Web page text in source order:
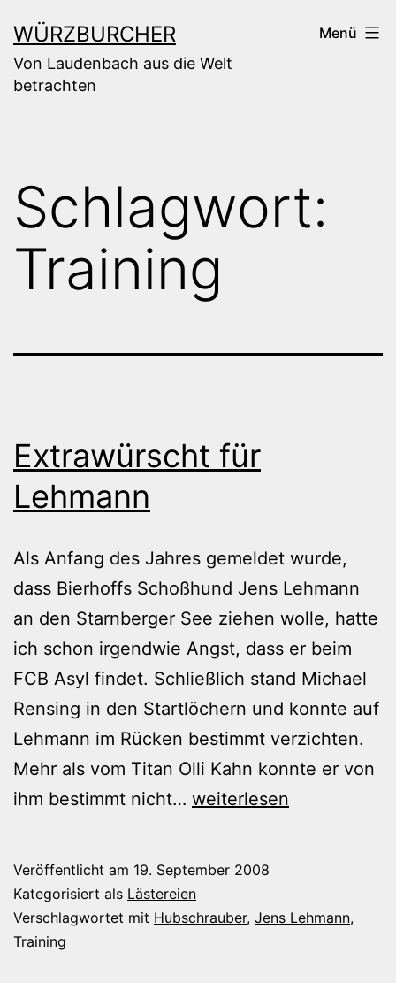
Inhalt
springen
WÜRZBURCHER
Von Laudenbach aus die Welt
betrachten
Menü
Schlagwort:
Training
Extrawürscht für
Lehmann
Als Anfang des Jahres gemeldet wurde,
dass Bierhoffs Schoßhund Jens Lehmann
an den Starnberger See ziehen wolle, hatte
ich schon irgendwie Angst, dass er beim
FCB Asyl findet. Schließlich stand Michael
Rensing in den Startlöchern und konnte auf
Lehmann im Rücken bestimmt verzichten.
Mehr als vom Titan Olli Kahn konnte er von
ihm bestimmt nicht… Extrawürscht
weiterlesen
Veröffentlicht am 19. September 2008
Kategorisiert als Lästereien
Verschlagwortet mit Hubschrauber, Jens Lehmann,
Training